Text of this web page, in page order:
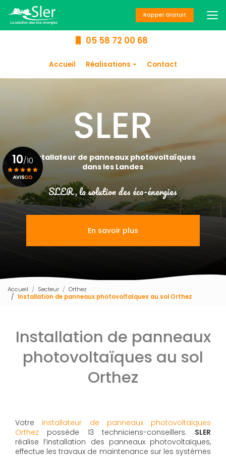
au
contenu
principal
05 58 72 00 68
Accueil Réalisations
Chauffage
Climatisation
Contact
Rappel Gratuit
Installateur de panneaux photovoltaïques
dans les Landes
SLER, la solution des éco-énergies
En savoir plus
10/10
Voir le certificat
Accueil Secteur
Orthez
Installation de panneaux photovoltaïques au sol Orthez
Installation de panneaux
photovoltaïques au sol
Orthez
Votre installateur de panneaux photovoltaïques
Orthez possède 13 techniciens-conseillers. SLER
réalise l’installation des panneaux photovoltaïques,
effectue les travaux de maintenance sur les systèmes